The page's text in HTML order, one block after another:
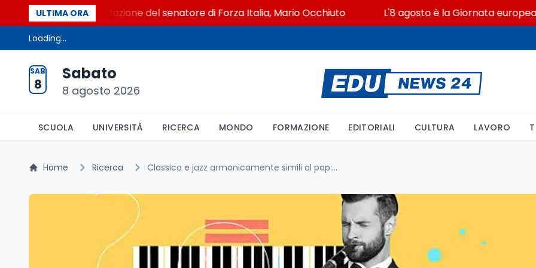
ULTIMA ORA
La soddisfazione del senatore di Forza Italia, Mario Occhiuto L'8 agosto è la Giornata europea in
Loading...
SAB
8
Sabato
8 agosto 2026
SCUOLA UNIVERSITÀ RICERCA MONDO FORMAZIONE EDITORIALI CULTURA LAVORO
Home Ricerca Classica e jazz armonicamente simili al pop: i dati di 21.480 brani